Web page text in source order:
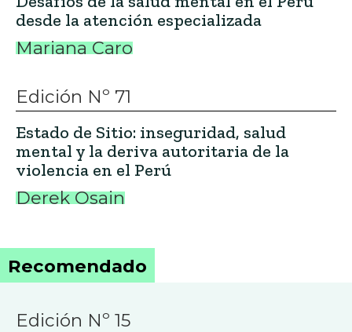
desde la atención especializada
Mariana Caro
Edición Nº 71
Estado de Sitio: inseguridad, salud
mental y la deriva autoritaria de la
violencia en el Perú
Derek Osain
Recomendado
Edición Nº 15